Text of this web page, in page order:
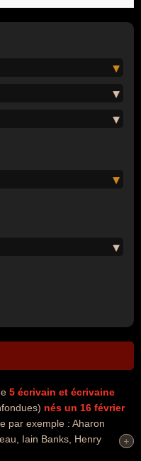
5 écrivain et écrivaine
nés un 16 février
par exemple : Aharon
Iain Banks, Henry
+
+